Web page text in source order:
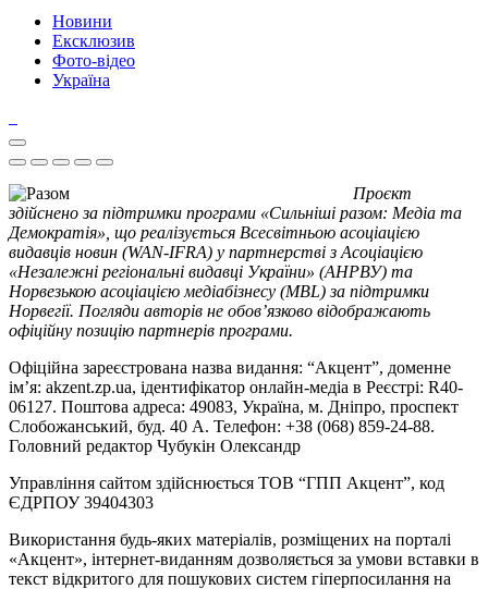
Новини
Ексклюзив
Фото-відео
Україна
Проєкт
здійснено за підтримки програми «Сильніші разом: Медіа та
Демократія», що реалізується Всесвітньою асоціацією
видавців новин (WAN-IFRA) у партнерстві з Асоціацією
«Незалежні регіональні видавці України» (АНРВУ) та
Норвезькою асоціацією медіабізнесу (MBL) за підтримки
Норвегії. Погляди авторів не обов’язково відображають
офіційну позицію партнерів програми.
Офіційна зареєстрована назва видання: “Акцент”, доменне
ім’я: akzent.zp.ua, ідентифікатор онлайн-медіа в Реєстрі: R40-
06127. Поштова адреса: 49083, Україна, м. Дніпро, проспект
Слобожанський, буд. 40 А. Телефон: +38 (068) 859-24-88.
Головний редактор Чубукін Олександр
Управління сайтом здійснюється ТОВ “ГПП Акцент”, код
ЄДРПОУ 39404303
Використання будь-яких матеріалів, розміщених на порталі
«Акцент», інтернет-виданням дозволяється за умови вставки в
текст відкритого для пошукових систем гіперпосилання на